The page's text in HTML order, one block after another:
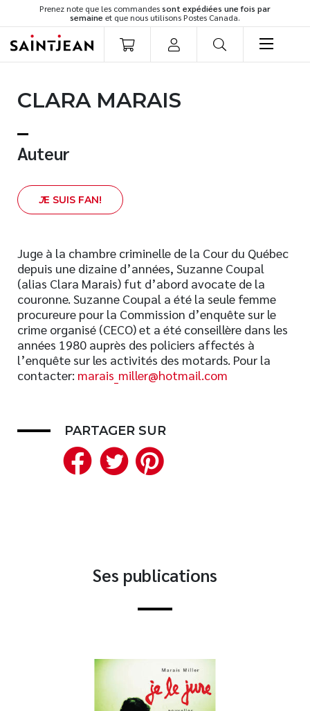
Prenez note que les commandessont expédiées une fois par
semaine et que nous utilisons Postes Canada.
Romans
Développement personnel
Spiritualité
Famille
Témoignages
Vie pratique
Finances
Nouveautés
Numérique
Livres audio
AUTEURS
À PROPOS
CLARA MARAIS
Auteur
JE SUIS FAN!
Juge à la chambre criminelle de la Cour du Québec
depuis une dizaine d’années, Suzanne Coupal
(alias Clara Marais) fut d’abord avocate de la
couronne. Suzanne Coupal a été la seule femme
procureure pour la Commission d’enquête sur le
crime organisé (CECO) et a été conseillère dans les
années 1980 auprès des policiers affectés à
l’enquête sur les activités des motards. Pour la
contacter: marais_miller@hotmail.com
PARTAGER SUR
Facebook
Twitter
Ses publications